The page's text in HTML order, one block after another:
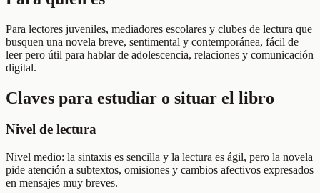
Para lectores juveniles, mediadores escolares y clubes de lectura que
busquen una novela breve, sentimental y contemporánea, fácil de
leer pero útil para hablar de adolescencia, relaciones y comunicación
digital.
Claves para estudiar o situar el libro
Nivel de lectura
Nivel medio: la sintaxis es sencilla y la lectura es ágil, pero la novela
pide atención a subtextos, omisiones y cambios afectivos expresados
en mensajes muy breves.